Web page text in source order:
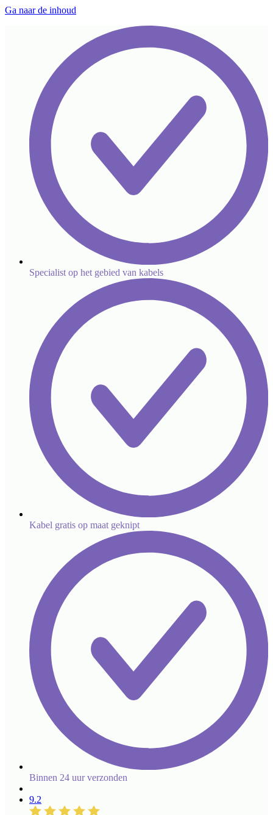
Ga naar de inhoud
Specialist op het gebied van kabels
Kabel gratis op maat geknipt
Binnen 24 uur verzonden
9.2